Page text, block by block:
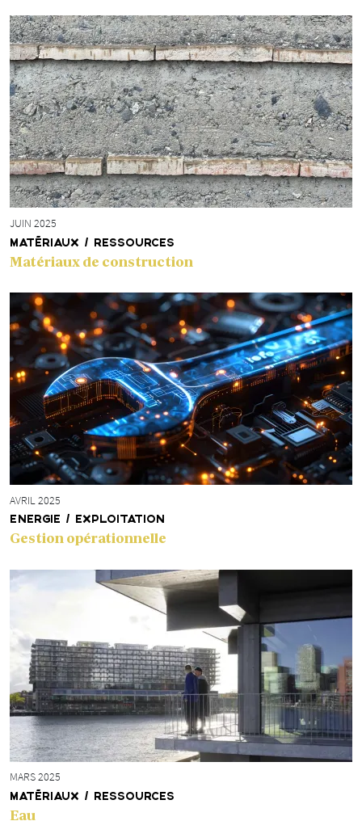
JUIN 2025
MATÉRIAUX / RESSOURCES
Matériaux de construction
AVRIL 2025
ENERGIE / EXPLOITATION
Gestion opérationnelle
MARS 2025
MATÉRIAUX / RESSOURCES
Eau